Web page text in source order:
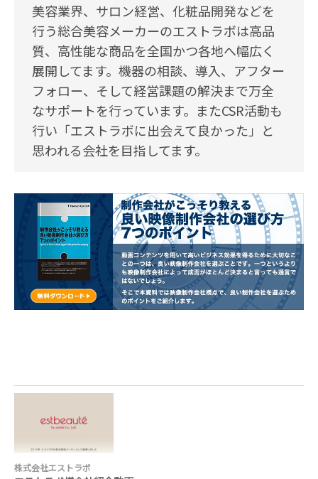
美容業界、サロン経営、化粧品開発などを
行う総合美容メーカーのエストラボは高品
質、高性能な商品を全国かつ各地へ幅広く
展開してます。機器の相談、導入、アフター
フォロー、そして経営課題の解決まで万全
なサポートを行っています。またCSR活動も
行い「エストラボに出会えて良かった」と
思われる会社を目指してます。
株式会社エストラボ